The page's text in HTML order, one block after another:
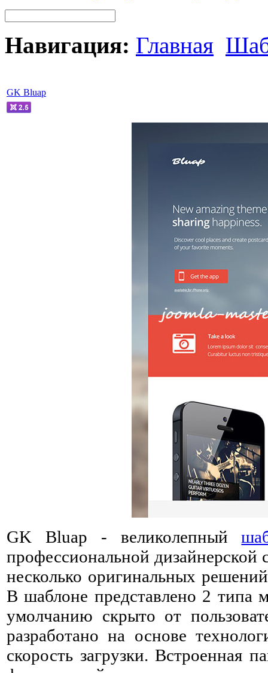
Навигация: Главная
GK Bluap
GK Bluap - великолепный
профессиональной
несколько оригинальных
В шаблоне представлено 2 типа
умолчанию скрыто от
разработано на основе
скорость загрузки. Встроенная